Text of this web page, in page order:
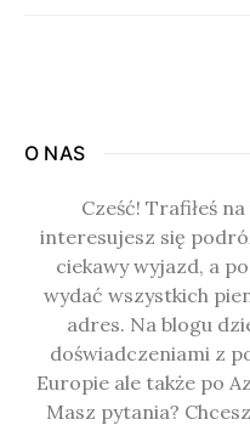
O NAS
Cześć! Trafiłeś
interesujesz się
ciekawy wyjazd, a
wydać wszystkich
adres. Na blogu
doświadczeniami z
Europie ale także po
Masz pytania?